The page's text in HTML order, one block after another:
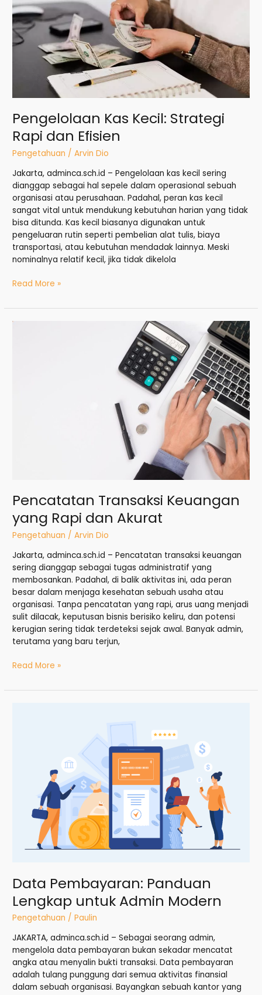
Pengelolaan Kas Kecil: Strategi
Rapi dan Efisien
Pengetahuan /Arvin Dio
Jakarta, adminca.sch.id – Pengelolaan kas kecil sering
dianggap sebagai hal sepele dalam operasional sebuah
organisasi atau perusahaan. Padahal, peran kas kecil
sangat vital untuk mendukung kebutuhan harian yang tidak
bisa ditunda. Kas kecil biasanya digunakan untuk
pengeluaran rutin seperti pembelian alat tulis, biaya
transportasi, atau kebutuhan mendadak lainnya. Meski
nominalnya relatif kecil, jika tidak dikelola
Kecil:
Strategi
Rapi
dan
Read More »
Pencatatan Transaksi Keuangan
yang Rapi dan Akurat
Pengetahuan /Arvin Dio
Jakarta, adminca.sch.id – Pencatatan transaksi keuangan
sering dianggap sebagai tugas administratif yang
membosankan. Padahal, di balik aktivitas ini, ada peran
besar dalam menjaga kesehatan sebuah usaha atau
organisasi. Tanpa pencatatan yang rapi, arus uang menjadi
sulit dilacak, keputusan bisnis berisiko keliru, dan potensi
kerugian sering tidak terdeteksi sejak awal. Banyak admin,
terutama yang baru terjun,
Read More »
Data Pembayaran: Panduan
Lengkap untuk Admin Modern
Pengetahuan /Paulin
JAKARTA, adminca.sch.id – Sebagai seorang admin,
mengelola data pembayaran bukan sekadar mencatat
angka atau menyalin bukti transaksi. Data pembayaran
adalah tulang punggung dari semua aktivitas finansial
dalam sebuah organisasi. Bayangkan sebuah kantor yang